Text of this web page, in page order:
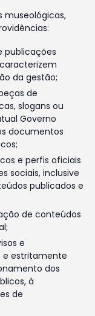
museológicas,
publicações
da gestão;
de
slogans ou
Governo
documentos
e perfis oficiais
sociais, inclusive
publicados e
de conteúdos
e
e estritamente
dos
à
de